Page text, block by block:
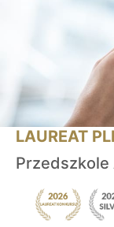
LAUREAT
Przedszkole